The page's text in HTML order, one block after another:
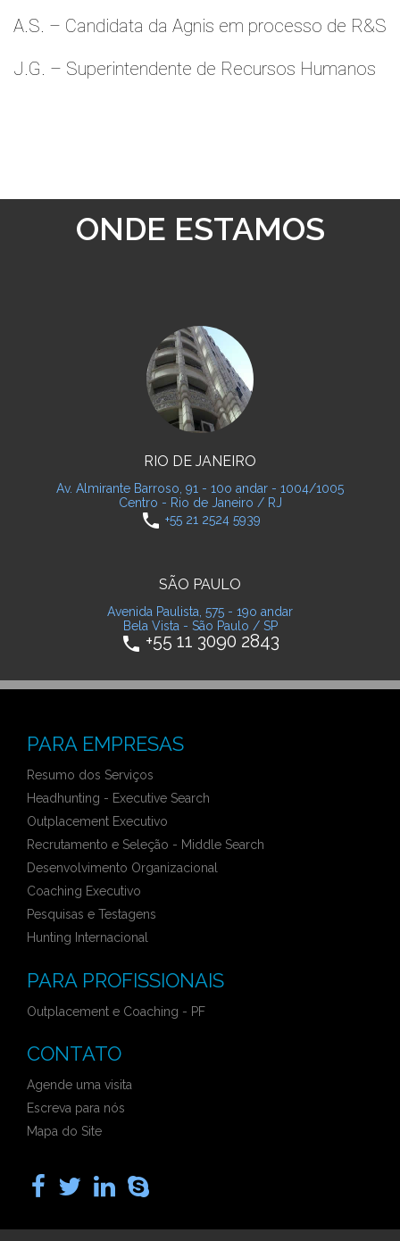
A.S. – Candidata da Agnis em processo de R&S
J.G. – Superintendente de Recursos Humanos
ONDE ESTAMOS
RIO DE JANEIRO
Av. Almirante Barroso, 91 - 10o andar - 1004/1005
Centro - Rio de Janeiro / RJ
phone +55 21 2524 5939
SÃO PAULO
Avenida Paulista, 575 - 19o andar
Bela Vista - São Paulo / SP
phone +55 11 3090 2843
PARA EMPRESAS
Resumo dos Serviços
Headhunting - Executive Search
Outplacement Executivo
Recrutamento e Seleção - Middle Search
Desenvolvimento Organizacional
Coaching Executivo
Pesquisas e Testagens
Hunting Internacional
PARA PROFISSIONAIS
Outplacement e Coaching - PF
CONTATO
Agende uma visita
Escreva para nós
Mapa do Site